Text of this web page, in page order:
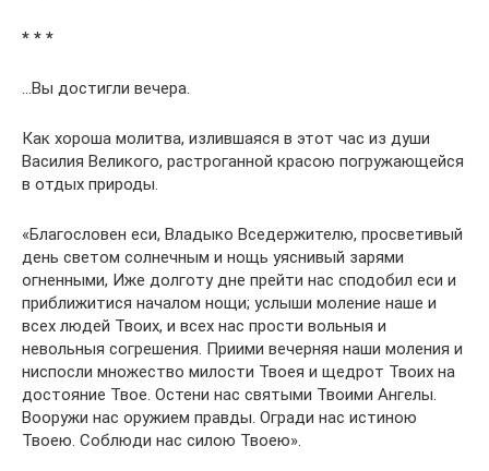
* * *
…Вы достигли вечера.
Как хороша молитва, излившаяся в этот час из души
Василия Великого, растроганной красою погружающейся
в отдых природы.
«Благословен еси, Владыко Вседержителю, просветивый
день светом солнечным и нощь уяснивый зарями
огненными, Иже долготу дне прейти нас сподобил еси и
приближитися началом нощи; услыши моление наше и
всех людей Твоих, и всех нас прости вольныя и
невольныя согрешения. Приими вечерняя наши моления и
ниспосли множество милости Твоея и щедрот Твоих на
достояние Твое. Остени нас святыми Твоими Ангелы.
Вооружи нас оружием правды. Огради нас истиною
Твоею. Соблюди нас силою Твоею».